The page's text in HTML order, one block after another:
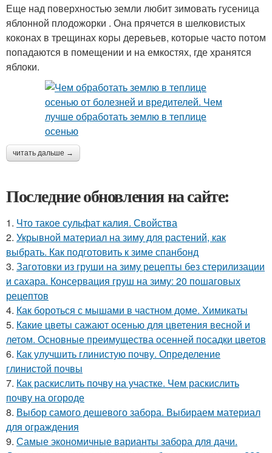
Еще над поверхностью земли любит зимовать гусеница
яблонной плодожорки . Она прячется в шелковистых
коконах в трещинах коры деревьев, которые часто потом
попадаются в помещении и на емкостях, где хранятся
яблоки.
читать дальше →
Последние обновления на сайте:
1. Что такое сульфат калия. Свойства
2. Укрывной материал на зиму для растений, как
выбрать. Как подготовить к зиме спанбонд
3. Заготовки из груши на зиму рецепты без стерилизации
и сахара. Консервация груш на зиму: 20 пошаговых
рецептов
4. Как бороться с мышами в частном доме. Химикаты
5. Какие цветы сажают осенью для цветения весной и
летом. Основные преимущества осенней посадки цветов
6. Как улучшить глинистую почву. Определение
глинистой почвы
7. Как раскислить почву на участке. Чем раскислить
почву на огороде
8. Выбор самого дешевого забора. Выбираем материал
для ограждения
9. Самые экономичные варианты забора для дачи.